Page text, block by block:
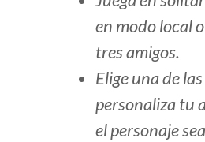
en modo local
tres amigos.
Elige una de
personaliza tu
el personaje